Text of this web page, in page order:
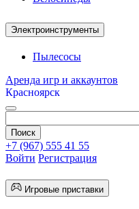
Электроинструменты
Пылесосы
Аренда игр и аккаунтов
Красноярск
+7 (967) 555 41 55
Войти Регистрация
Игровые приставки